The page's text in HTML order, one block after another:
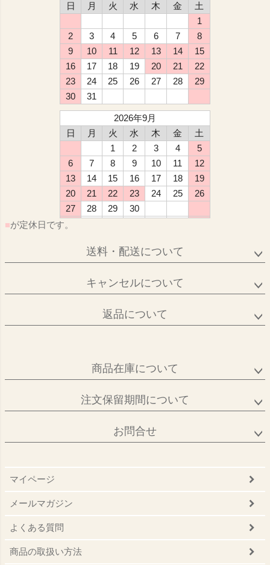
日
月 火 水 木 金
土
1
2
3 4 5 6 7
8
9
10 11 12 13 14
15
16
17 18 19 20 21
22
23
24 25 26 27 28
29
30
31
2026年9月
日
月 火 水 木 金
土
1
2 3 4
5
6
7 8 9 10 11
12
13
14 15 16 17 18
19
20
21 22 23 24 25
26
27
28 29
30
■が定休日です。
送料・配送について
キャンセルについて
返品について
商品在庫について
注文保留期間について
お問合せ
マイページ
メールマガジン
よくある質問
商品の取扱い方法